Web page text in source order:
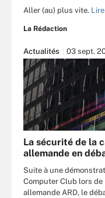
Aller (au) plus vite.
La Rédaction
Actualités 03 sept.
La sécurité de la
allemande en
Suite à une
Computer Club lors
allemande ARD, le